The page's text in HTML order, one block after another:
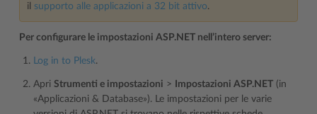
il supporto alle applicazioni a 32 bit attivo.
Per configurare le impostazioni ASP.NET nell’intero server:
Log in to Plesk.
Apri Strumenti e impostazioni > Impostazioni ASP.NET (in
«Applicazioni & Database»). Le impostazioni per le varie